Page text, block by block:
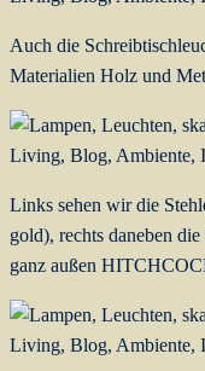
Auch die
Materialien Holz und
Links sehen wir die
gold), rechts daneben
ganz außen